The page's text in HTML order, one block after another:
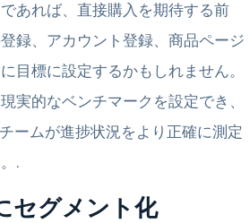
あれば、直接購入を期待する前
録、アカウント登録、商品ページ
目標に設定するかもしれません。
実的なベンチマークを設定でき、
ームが進捗状況をより正確に測定
.
セグメント化